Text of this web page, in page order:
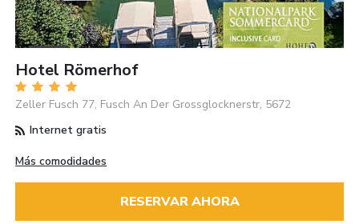
Hotel Römerhof
Zeller Fusch 77, Fusch An Der Grossglocknerstr, 5672
Internet gratis
Más comodidades
RESERVAR AHORA